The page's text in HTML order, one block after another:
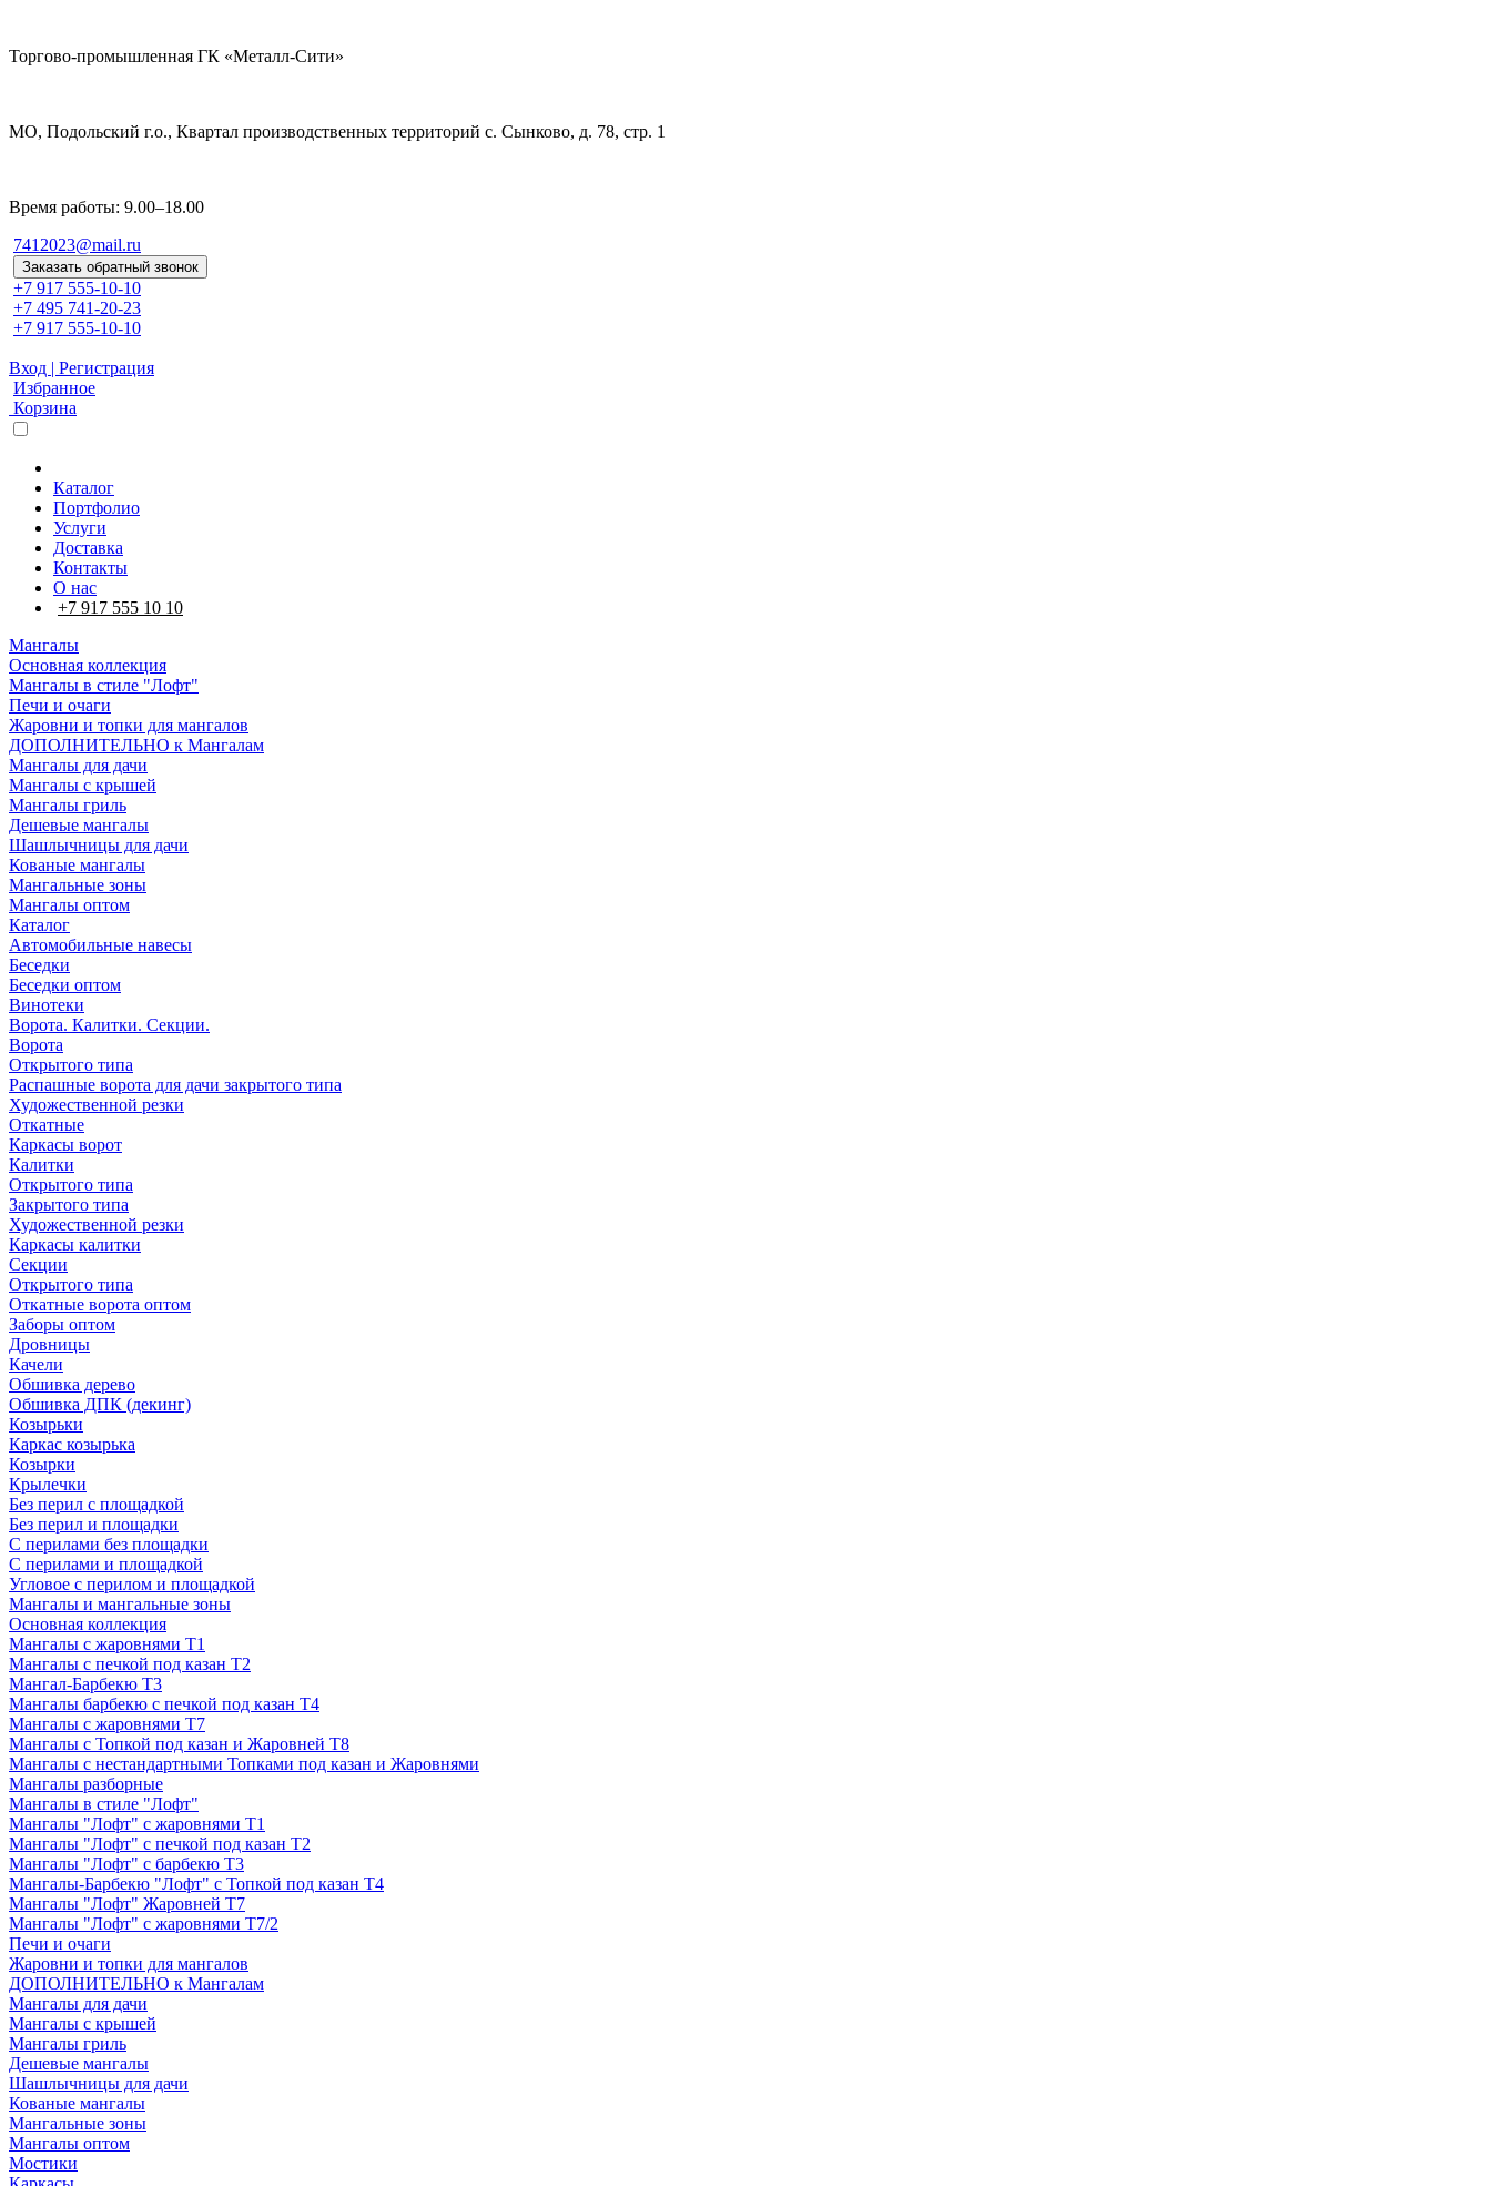
Торгово-промышленная ГК «Металл-Сити»
МО, Подольский г.о., Квартал производственных территорий с. Сынково, д. 78, стр. 1
Время работы: 9.00–18.00
7412023@mail.ru
Заказать обратный звонок
+7 917 555-10-10
+7 495 741-20-23
+7 917 555-10-10
Вход | Регистрация
Избранное
Корзина
Каталог
Портфолио
Услуги
Доставка
Контакты
О нас
+7 917 555 10 10
Мангалы
Основная коллекция
Мангалы в стиле "Лофт"
Печи и очаги
Жаровни и топки для мангалов
ДОПОЛНИТЕЛЬНО к Мангалам
Мангалы для дачи
Мангалы с крышей
Мангалы гриль
Дешевые мангалы
Шашлычницы для дачи
Кованые мангалы
Мангальные зоны
Мангалы оптом
Каталог
Автомобильные навесы
Беседки
Беседки оптом
Винотеки
Ворота. Калитки. Секции.
Ворота
Открытого типа
Распашные ворота для дачи закрытого типа
Художественной резки
Откатные
Каркасы ворот
Калитки
Открытого типа
Закрытого типа
Художественной резки
Каркасы калитки
Секции
Открытого типа
Откатные ворота оптом
Заборы оптом
Дровницы
Качели
Обшивка дерево
Обшивка ДПК (декинг)
Козырьки
Каркас козырька
Козырки
Крылечки
Без перил с площадкой
Без перил и площадки
С перилами без площадки
С перилами и площадкой
Угловое с перилом и площадкой
Мангалы и мангальные зоны
Основная коллекция
Мангалы с жаровнями Т1
Мангалы с печкой под казан Т2
Мангал-Барбекю Т3
Мангалы барбекю с печкой под казан Т4
Мангалы с жаровнями Т7
Мангалы с Топкой под казан и Жаровней Т8
Мангалы с нестандартными Топками под казан и Жаровнями
Мангалы разборные
Мангалы в стиле "Лофт"
Мангалы "Лофт" с жаровнями Т1
Мангалы "Лофт" с печкой под казан Т2
Мангалы "Лофт" с барбекю Т3
Мангалы-Барбекю "Лофт" с Топкой под казан Т4
Мангалы "Лофт" Жаровней Т7
Мангалы "Лофт" с жаровнями Т7/2
Печи и очаги
Жаровни и топки для мангалов
ДОПОЛНИТЕЛЬНО к Мангалам
Мангалы для дачи
Мангалы с крышей
Мангалы гриль
Дешевые мангалы
Шашлычницы для дачи
Кованые мангалы
Мангальные зоны
Мангалы оптом
Мостики